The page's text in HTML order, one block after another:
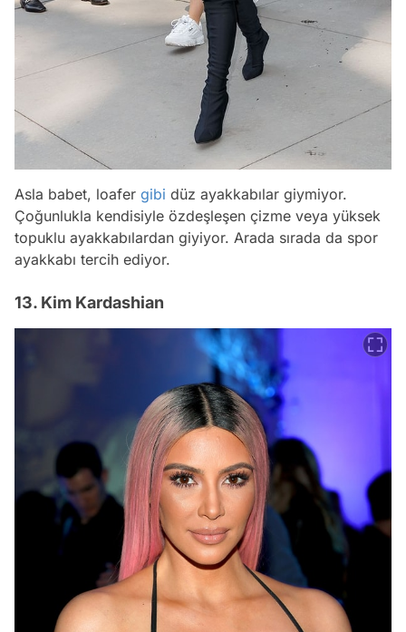
Asla babet, loafer gibi düz ayakkabılar giymiyor.
Çoğunlukla kendisiyle özdeşleşen çizme veya yüksek
topuklu ayakkabılardan giyiyor. Arada sırada da spor
ayakkabı tercih ediyor.
13. Kim Kardashian